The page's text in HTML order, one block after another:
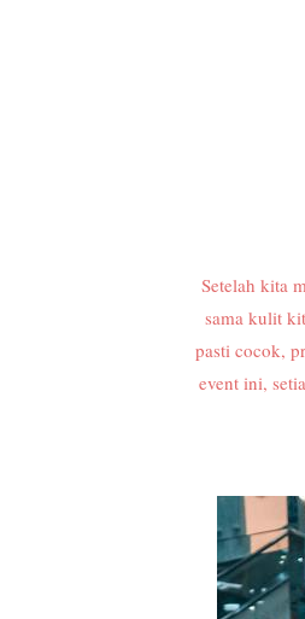
Setelah kita
sama kulit
pasti cocok,
event ini,